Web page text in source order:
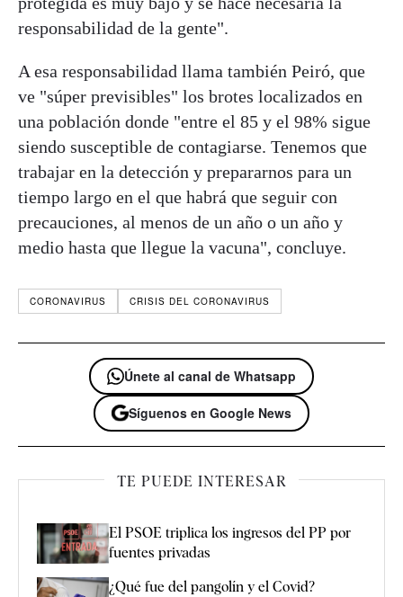
responsabilidad de la gente".
A esa responsabilidad llama también Peiró, que
ve "súper previsibles" los brotes localizados en
una población donde "entre el 85 y el 98% sigue
siendo susceptible de contagiarse. Tenemos que
trabajar en la detección y prepararnos para un
tiempo largo en el que habrá que seguir con
precauciones, al menos de un año o un año y
medio hasta que llegue la vacuna", concluye.
CORONAVIRUS CRISIS DEL CORONAVIRUS
Únete al canal de Whatsapp
Síguenos en Google News
TE PUEDE INTERESAR
El PSOE triplica los ingresos del PP por
fuentes privadas
¿Qué fue del pangolín y el Covid?